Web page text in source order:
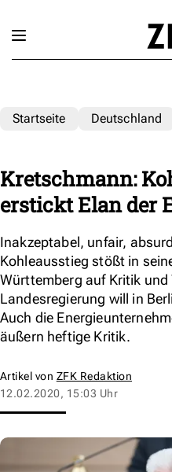
Startseite Deutschland
Kretschmann:
erstickt Elan der
Inakzeptabel, unfair,
Kohleausstieg stößt in
Württemberg auf Kritik
Landesregierung will in
Auch die
äußern heftige Kritik.
Artikel von ZFK Redaktion
12.02.2020, 15:03 Uhr